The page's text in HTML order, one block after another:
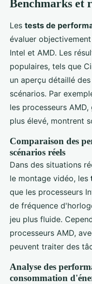
Benchmarks et
Les tests de
évaluer
Intel et AMD. Les
populaires, tels que
un aperçu détaillé
scénarios. Par
les processeurs
plus élevé, montrent
Comparaison des
scénarios réels
Dans des situations
le montage vidéo, les
que les processeurs
de fréquence
jeu plus fluide.
processeurs AMD,
peuvent traiter des
Analyse des
consommation